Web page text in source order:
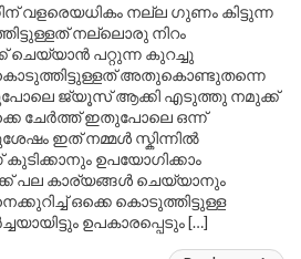
വളരെയധികം നല്ല ഗുണം കിട്ടുന്ന
നല്ലൊരു നിറം
ചെയ്യാൻ പറ്റുന്ന കുറച്ചു
അതുകൊണ്ടുതന്നെ
ജ്യൂസ് ആക്കി എടുത്തു നമുക്ക്
ചേർത്ത് ഇതുപോലെ ഒന്ന്
ഇത് നമ്മൾ സ്കിന്നിൽ
ഉപയോഗിക്കാം
പല കാര്യങ്ങൾ ചെയ്യാനും
ഒക്കെ കൊടുത്തിട്ടുള്ള
ഉപകാരപ്പെടും […]